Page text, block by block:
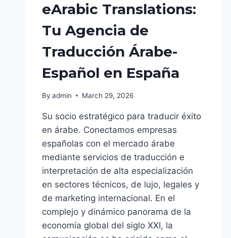
eArabic Translations:
Tu Agencia de
Traducción Árabe-
Español en España
By admin March 29, 2026
Su socio estratégico para traducir éxito
en árabe. Conectamos empresas
españolas con el mercado árabe
mediante servicios de traducción e
interpretación de alta especialización
en sectores técnicos, de lujo, legales y
de marketing internacional. En el
complejo y dinámico panorama de la
economía global del siglo XXI, la